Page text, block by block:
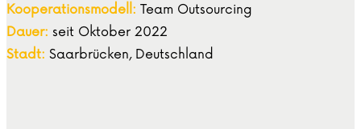
Kooperationsmodell: Team Outsourcing
Dauer: seit Oktober 2022
Stadt: Saarbrücken, Deutschland